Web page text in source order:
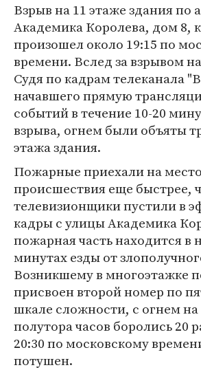
Взрыв на 11 этаже здания по
Академика Королева, дом 8,
произошел около 19:15 по
времени. Вслед за взрывом
Судя по кадрам телеканала
начавшего прямую
событий в течение 10-20
взрыва, огнем были объяты
этажа здания.
Пожарные приехали на место
происшествия еще быстрее,
телевизионщики пустили в
кадры с улицы Академика
пожарная часть находится в
минутах езды от
Возникшему в многоэтажке
присвоен второй номер по
шкале сложности, с огнем
полутора часов боролись 20
20:30 по московскому
потушен.